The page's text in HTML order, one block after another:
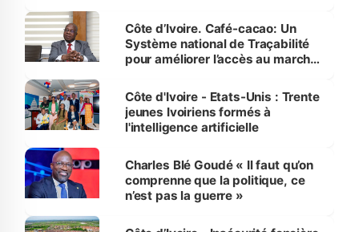
Côte d’Ivoire. Café-cacao: Un
Système national de Traçabilité
pour améliorer l’accès au marché
Côte d'Ivoire - Etats-Unis : Trente
jeunes Ivoiriens formés à
l'intelligence artificielle
Charles Blé Goudé « Il faut qu’on
comprenne que la politique, ce
n’est pas la guerre »